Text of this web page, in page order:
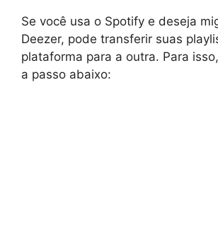
Se você usa o Spotify e deseja
Deezer, pode transferir suas
plataforma para a outra. Para
a passo abaixo: